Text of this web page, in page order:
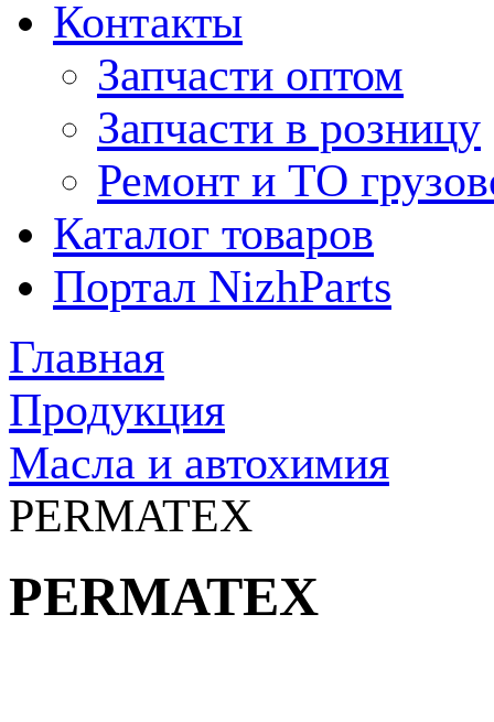
Контакты
Запчасти оптом
Запчасти в розницу
Ремонт и ТО
Каталог товаров
Портал NizhParts
Главная
Продукция
Масла и автохимия
PERMATEX
PERMATEX